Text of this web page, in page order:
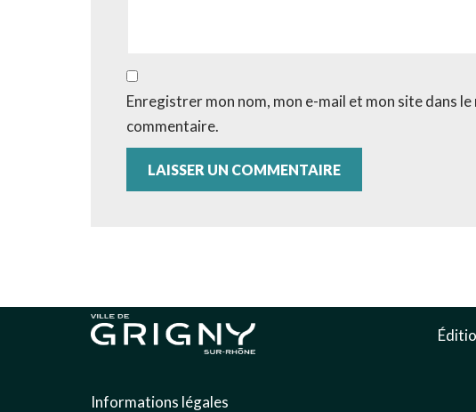
Enregistrer mon nom, mon e-mail et mon site dans
commentaire.
Informations légales